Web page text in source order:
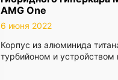
AMG One
6 июня 2022
Корпус из алюминида
турбийоном и устройством